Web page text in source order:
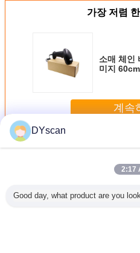
가장 저렴
소매 체인
미지
계속
더 많은 것
DYscan
2:17
Good day, what product are you